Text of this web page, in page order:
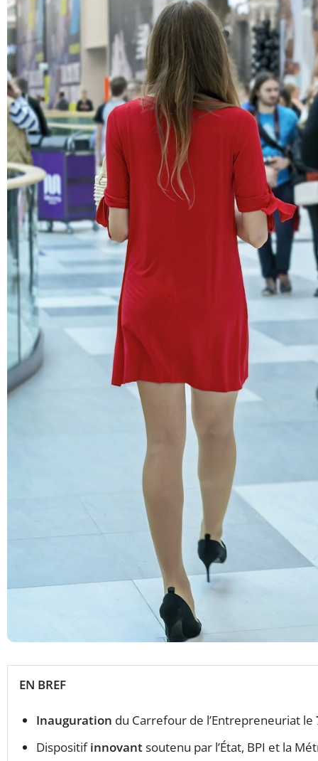
EN BREF
Inauguration du Carrefour de l’Entrepreneuriat le
Dispositifinnovantsoutenu par l’État, BPI et la